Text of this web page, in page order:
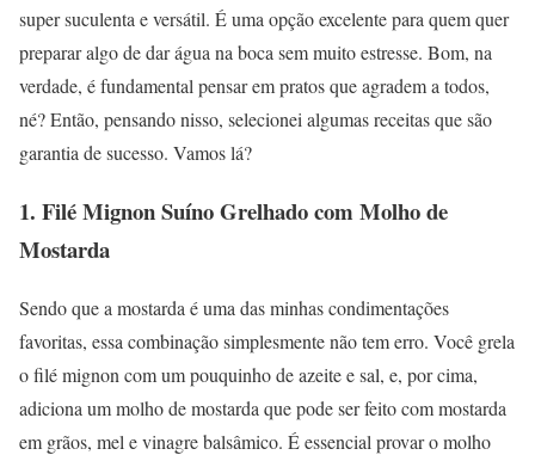
super suculenta e versátil. É uma opção excelente para quem quer
preparar algo de dar água na boca sem muito estresse. Bom, na
verdade, é fundamental pensar em pratos que agradem a todos,
né? Então, pensando nisso, selecionei algumas receitas que são
garantia de sucesso. Vamos lá?
1. Filé Mignon Suíno Grelhado com Molho de
Mostarda
Sendo que a mostarda é uma das minhas condimentações
favoritas, essa combinação simplesmente não tem erro. Você grela
o filé mignon com um pouquinho de azeite e sal, e, por cima,
adiciona um molho de mostarda que pode ser feito com mostarda
em grãos, mel e vinagre balsâmico. É essencial provar o molho